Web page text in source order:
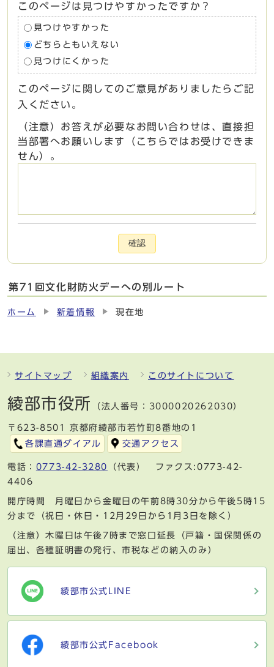
このページは見つけやすかったですか？
見つけやすかった
どちらともいえない
見つけにくかった
このページに関してのご意見がありましたらご記
入ください。
（注意）お答えが必要なお問い合わせは、直接担
当部署へお願いします（こちらではお受けできま
せん）。
確認
第71回文化財防火デーへの別ルート
ホーム 新着情報 現在地
サイトマップ 組織案内 このサイトについて
綾部市役所 （法人番号：3000020262030）
〒623-8501 京都府綾部市若竹町8番地の1
各課直通ダイアル
交通アクセス
電話： 0773-42-3280
（代表） ファクス:0773-42-
4406
開庁時間 月曜日から金曜日の午前8時30分から午後5時15
分まで（祝日・休日・12月29日から1月3日を除く）
（注意）木曜日は午後7時まで窓口延長（戸籍・国保関係の
届出、各種証明書の発行、市税などの納入のみ）
綾部市公式LINE
綾部市公式Facebook